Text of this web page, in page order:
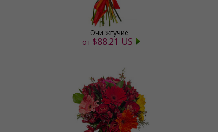
Очи жгучие
от $88.21 US